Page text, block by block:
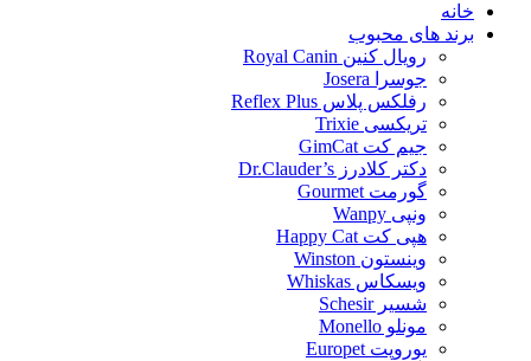
خانه
برند های محبوب
رویال کنین Royal Canin
جوسرا Josera
رفلکس پلاس Reflex Plus
تریکسی Trixie
جیم کت GimCat
دکتر کلادرز Dr.Clauder’s
گورمت Gourmet
ونپی Wanpy
هپی کت Happy Cat
وینستون Winston
ویسکاس Whiskas
شسیر Schesir
مونلو Monello
یوروپت Europet